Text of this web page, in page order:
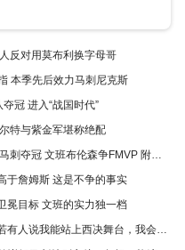
反对用莫布利换字母哥
本季先后效力马刺尼克斯
冠 进入“战国时代”
特与紫金军堪称绝配
森争FMVP 附马刺vs尼克斯总决赛赛程时间
于詹姆斯 这是不争的事实
冕目标 文班的实力独一档
能站上西决舞台，我会一脸难以置信